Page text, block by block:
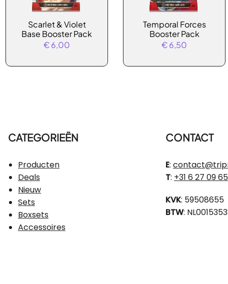
Scarlet & Violet
Base Booster Pack
€6,00
Temporal Forces
Booster Pack
€6,50
CATEGORIEËN
Producten
Deals
Nieuw
Sets
Boxsets
Accessoires
CONTACT
E:
T: +31 6 27 09
KVK: 59508655
BTW: